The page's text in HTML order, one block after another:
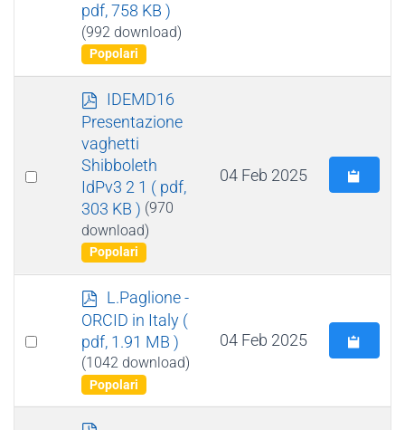
pdf, 758 KB )
(992 download)
Popolari
Select
p
d
f
IDEMD16
Presentazione
vaghetti
Shibboleth
IdPv3 2 1 ( pdf,
303 KB ) (970
download)
Popolari
04 Feb 2025
Select
p
d
f
L.Paglione -
ORCID in Italy (
pdf, 1.91 MB )
(1042 download)
Popolari
04 Feb 2025